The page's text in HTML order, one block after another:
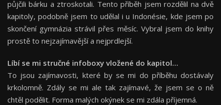
půjčili bárku a ztroskotali. Tento příběh jsem rozdělil na dvě
kapitoly, podobně jsem to udělal i u Indonésie, kde jsem po
skončení gymnázia strávil přes měsíc. Vybral jsem do knihy
prostě to nejzajímavější a nejprdlejší.
Líbí se mi stručné infoboxy vložené do kapitol…
To jsou zajímavosti, které by se mi do příběhu dostávaly
krkolomně. Zdály se mi ale tak zajímavé, že jsem se o ně
chtěl podělit. Forma malých okýnek se mi zdála příjemná.